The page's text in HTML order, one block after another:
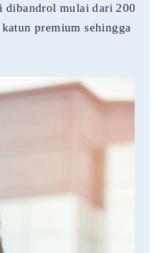
dibandrol mulai dari 200
premium sehingga